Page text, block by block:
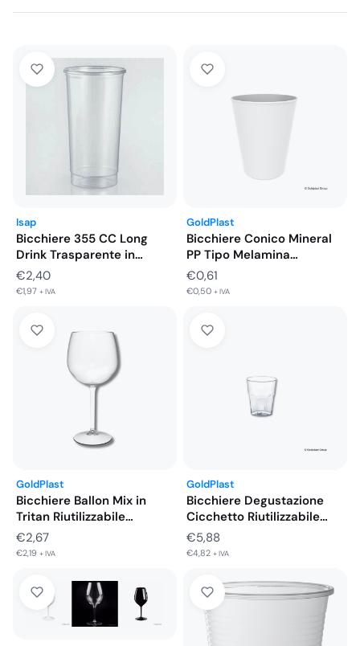
Isap
Bicchiere 355 CC Long
Drink Trasparente in
Polipropilene…
€2,40
€1,97 + IVA
GoldPlast
Bicchiere Conico Mineral
PP Tipo Melamina
Riutilizzabile 330…
€0,61
€0,50 + IVA
GoldPlast
Bicchiere Ballon Mix in
Tritan Riutilizzabile
Infrangibile Trasparente…
€2,67
€2,19 + IVA
GoldPlast
Bicchiere Degustazione
Cicchetto Riutilizzabile
Trasparente 50 Pezzi
€5,88
€4,82 + IVA